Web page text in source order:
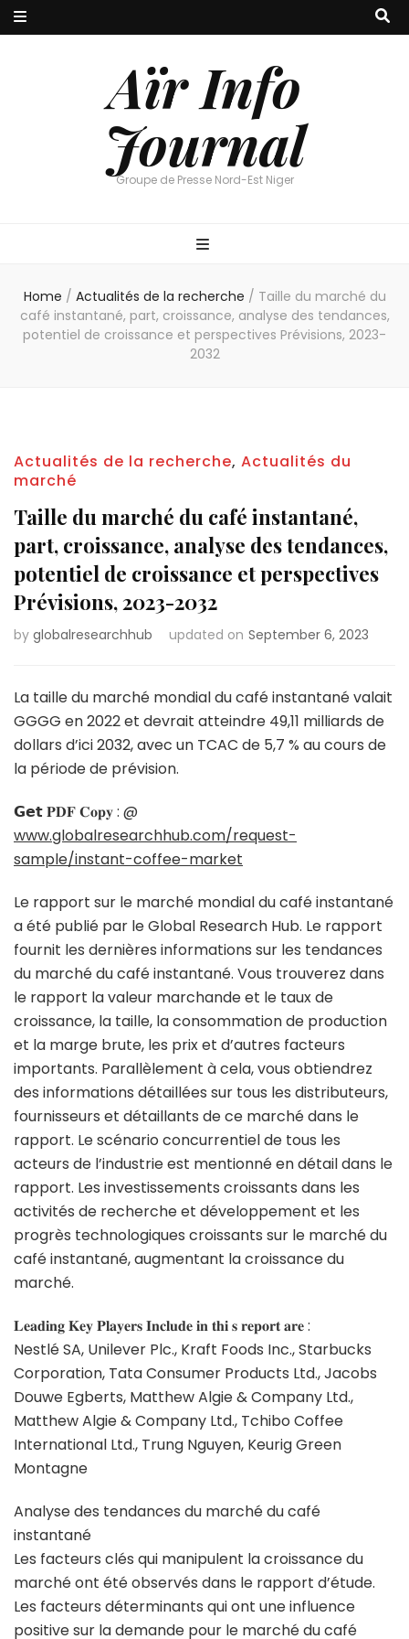
Aïr Info
Journal
Groupe de Presse Nord-Est Niger
Home / Actualités de la recherche / Taille du marché du
café instantané, part, croissance, analyse des tendances,
potentiel de croissance et perspectives Prévisions, 2023-
2032
Actualités de la recherche, Actualités du
marché
Taille du marché du café instantané,
part, croissance, analyse des tendances,
potentiel de croissance et perspectives
Prévisions, 2023-2032
by globalresearchhub updated on September 6, 2023
La taille du marché mondial du café instantané valait
GGGG en 2022 et devrait atteindre 49,11 milliards de
dollars d’ici 2032, avec un TCAC de 5,7 % au cours de
la période de prévision.
𝗚𝗲𝘁 𝐏𝐃𝐅 𝐂𝐨𝐩𝐲 : @
www.globalresearchhub.com/request-
sample/instant-coffee-market
Le rapport sur le marché mondial du café instantané
a été publié par le Global Research Hub. Le rapport
fournit les dernières informations sur les tendances
du marché du café instantané. Vous trouverez dans
le rapport la valeur marchande et le taux de
croissance, la taille, la consommation de production
et la marge brute, les prix et d’autres facteurs
importants. Parallèlement à cela, vous obtiendrez
des informations détaillées sur tous les distributeurs,
fournisseurs et détaillants de ce marché dans le
rapport. Le scénario concurrentiel de tous les
acteurs de l’industrie est mentionné en détail dans le
rapport. Les investissements croissants dans les
activités de recherche et développement et les
progrès technologiques croissants sur le marché du
café instantané, augmentant la croissance du
marché.
𝐋𝐞𝐚𝐝𝐢𝐧𝐠 𝐊𝐞𝐲 𝐏𝐥𝐚𝐲𝐞𝐫𝐬 𝐈𝐧𝐜𝐥𝐮𝐝𝐞 𝐢𝐧 𝐭𝐡𝐢 𝐬 𝐫𝐞𝐩𝐨𝐫𝐭 𝐚𝐫𝐞 :
Nestlé SA, Unilever Plc., Kraft Foods Inc., Starbucks
Corporation, Tata Consumer Products Ltd., Jacobs
Douwe Egberts, Matthew Algie & Company Ltd.,
Matthew Algie & Company Ltd., Tchibo Coffee
International Ltd., Trung Nguyen, Keurig Green
Montagne
Analyse des tendances du marché du café
instantané
Les facteurs clés qui manipulent la croissance du
marché ont été observés dans le rapport d’étude.
Les facteurs déterminants qui ont une influence
positive sur la demande pour le marché du café